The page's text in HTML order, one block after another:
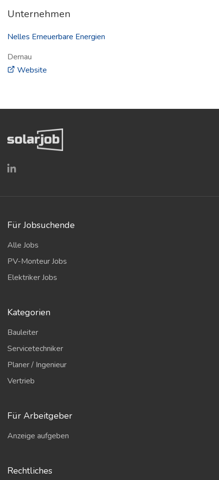
Unternehmen
Nelles Erneuerbare Energien
Dernau
Website
Für Jobsuchende
Alle Jobs
PV-Monteur Jobs
Elektriker Jobs
Kategorien
Bauleiter
Servicetechniker
Planer / Ingenieur
Vertrieb
Für Arbeitgeber
Anzeige aufgeben
Rechtliches